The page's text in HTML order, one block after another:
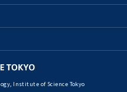
Institute of Science Tokyo